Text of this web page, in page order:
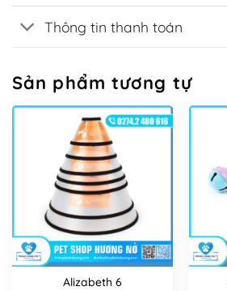
Thông tin thanh toán
Sản phẩm tương tự
Alizabeth 6